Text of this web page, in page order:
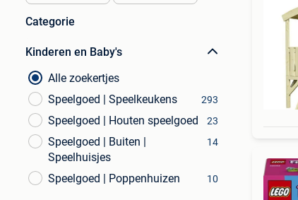
Categorie
Kinderen en Baby's
Alle zoekertjes
Speelgoed | Speelkeukens
293
Speelgoed | Houten speelgoed 23
Speelgoed | Buiten |
Speelhuisjes
14
Speelgoed | Poppenhuizen 10